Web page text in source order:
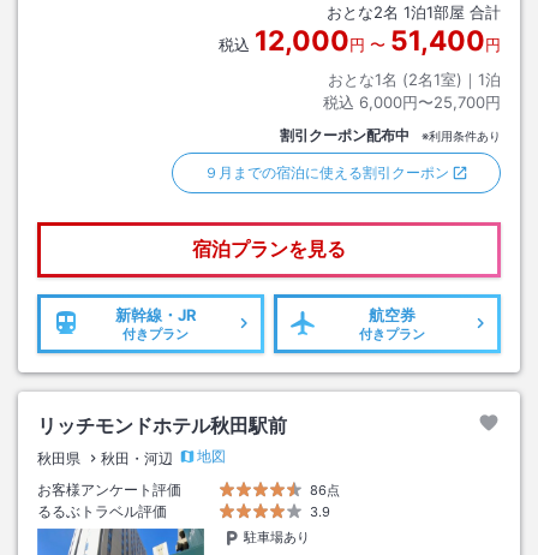
おとな2名 1泊1部屋 合計
税込 12,000円 〜 51,400円
おとな1名 (2名1室)｜ 1泊
税込 6,000円〜25,700円
割引クーポン配布中 ※利用条件あり
９月までの宿泊に使える割引クーポン
宿泊プランを見る
新幹線・JR
付きプラン
航空券
付きプラン
リッチモンドホテル秋田駅前
秋田県 秋田・河辺
地図
お客様アンケート評価
86点
るるぶトラベル評価
3.9
駐車場あり